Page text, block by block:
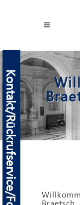
Kontakt/Rückrufservice/Formulare